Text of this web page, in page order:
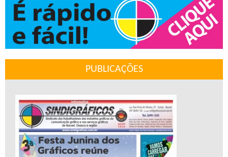
PUBLICAÇÕES